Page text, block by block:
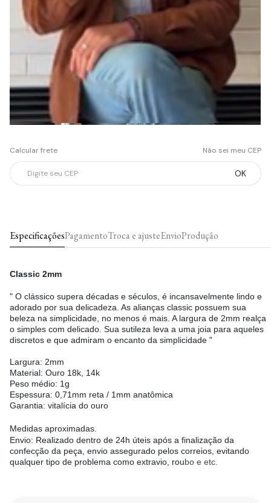
EspecificaçõesPagamentoTroca e ajusteEnvioProdução
Classic 2mm
" O clássico supera décadas e séculos, é incansavelmente lindo e
adorado por sua delicadeza. As alianças classic possuem sua
beleza na simplicidade, no menos é mais. A largura de 2mm realça
o simples com delicado. Sua sutileza leva a uma joia para aqueles
discretos e que admiram o encanto da simplicidade "
Largura: 2mm
Material: Ouro 18k, 14k
Peso médio: 1g
Espessura: 0,71mm reta / 1mm anatômica
Garantia: vitalícia do ouro
Medidas aproximadas.
Envio: Realizado dentro de 24h úteis após a finalização da
confecção da peça, envio assegurado pelos correios, evitando
qualquer tipo de problema como extravio, roubo e etc.
Calcular frete Não sei meu CEP
OK